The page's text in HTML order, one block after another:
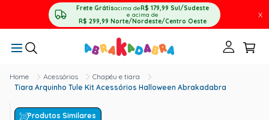
Frete Grátisacima deR$ 179,99 Sul/Sudeste
e acima de
R$ 299,99 Norte/Nordeste/Centro Oeste
X
Acessórios
Chapéu e tiara
Tiara Arquinho Tule Kit Acessórios Halloween Abrakadabra
Produtos Similares